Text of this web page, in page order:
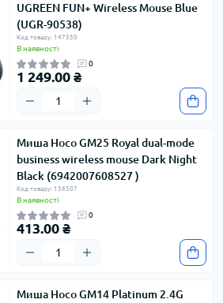
UGREEN FUN+ Wireless Mouse Blue
(UGR-90538)
Код товару: 147550
В наявності
0
1 249.00 ₴
Миша Hoco GM25 Royal dual-mode
business wireless mouse Dark Night
Black (6942007608527 )
Код товару: 138507
В наявності
0
413.00 ₴
Миша Hoco GM14 Platinum 2.4G